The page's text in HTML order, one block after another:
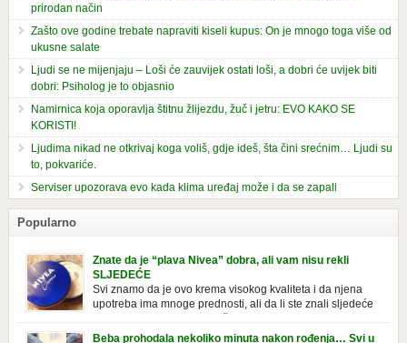
prirodan način
Zašto ove godine trebate napraviti kiseli kupus: On je mnogo toga više od
ukusne salate
Ljudi se ne mijenjaju – Loši će zauvijek ostati loši, a dobri će uvijek biti
dobri: Psiholog je to objasnio
Namirnica koja oporavlja štitnu žlijezdu, žuč i jetru: EVO KAKO SE
KORISTI!
Ljudima nikad ne otkrivaj koga voliš, gdje ideš, šta čini srećnim… Ljudi su
to, pokvariće.
Serviser upozorava evo kada klima uređaj može i da se zapali
Popularno
Znate da je “plava Nivea” dobra, ali vam nisu rekli
SLJEDEĆE
Svi znamo da je ovo krema visokog kvaliteta i da njena
upotreba ima mnoge prednosti, ali da li ste znali sljedeće
prepoznatljivog mirisa i jednostavne formule, jeste nezamenljiv inventar
Beba prohodala nekoliko minuta nakon rođenja… Svi u